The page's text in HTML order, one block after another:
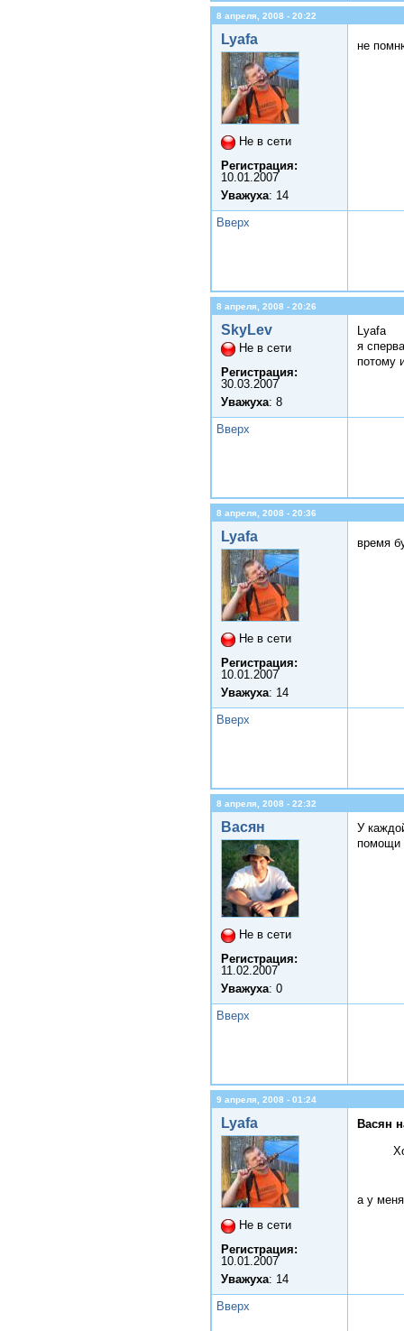
8 апреля, 2008 - 20:22
Lyafa
Не в сети
Регистрация:
10.01.2007
Уважуха: 14
не
Вверх
8 апреля, 2008 - 20:26
SkyLev
Не в сети
Регистрация:
30.03.2007
Уважуха: 8
Lyafa
я
потому
Вверх
8 апреля, 2008 - 20:36
Lyafa
Не в сети
Регистрация:
10.01.2007
Уважуха: 14
время
Вверх
8 апреля, 2008 - 22:32
Васян
Не в сети
Регистрация:
11.02.2007
Уважуха: 0
У
помощи
Вверх
9 апреля, 2008 - 01:24
Lyafa
Не в сети
Регистрация:
10.01.2007
Уважуха: 14
Васян
а у
Вверх